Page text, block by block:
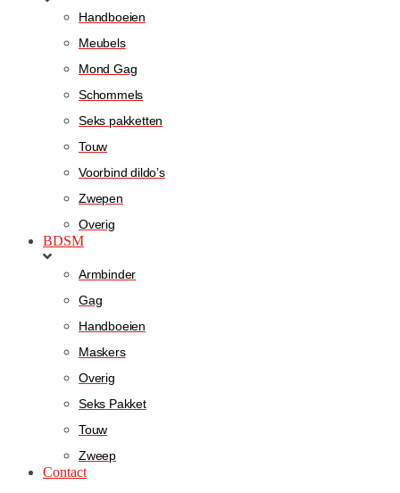
Handboeien
Meubels
Mond Gag
Schommels
Seks pakketten
Touw
Voorbind dildo’s
Zwepen
Overig
BDSM
Armbinder
Gag
Handboeien
Maskers
Overig
Seks Pakket
Touw
Zweep
Contact